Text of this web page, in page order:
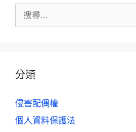
分類
侵害配偶權
個人資料保護法